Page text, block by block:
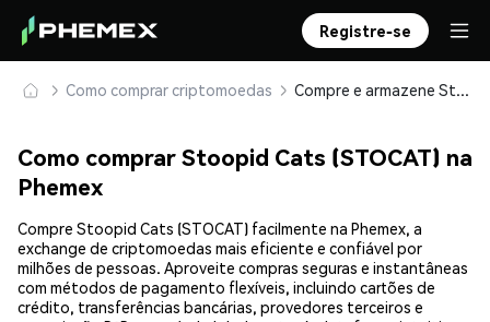
Registre-se
Como comprar criptomoedas Compre e armazene Stoopid Cats (STOCAT) com segurança
Como comprar Stoopid Cats (STOCAT) na
Phemex
Compre Stoopid Cats (STOCAT) facilmente na Phemex, a
exchange de criptomoedas mais eficiente e confiável por
milhões de pessoas. Aproveite compras seguras e instantâneas
com métodos de pagamento flexíveis, incluindo cartões de
crédito, transferências bancárias, provedores terceiros e